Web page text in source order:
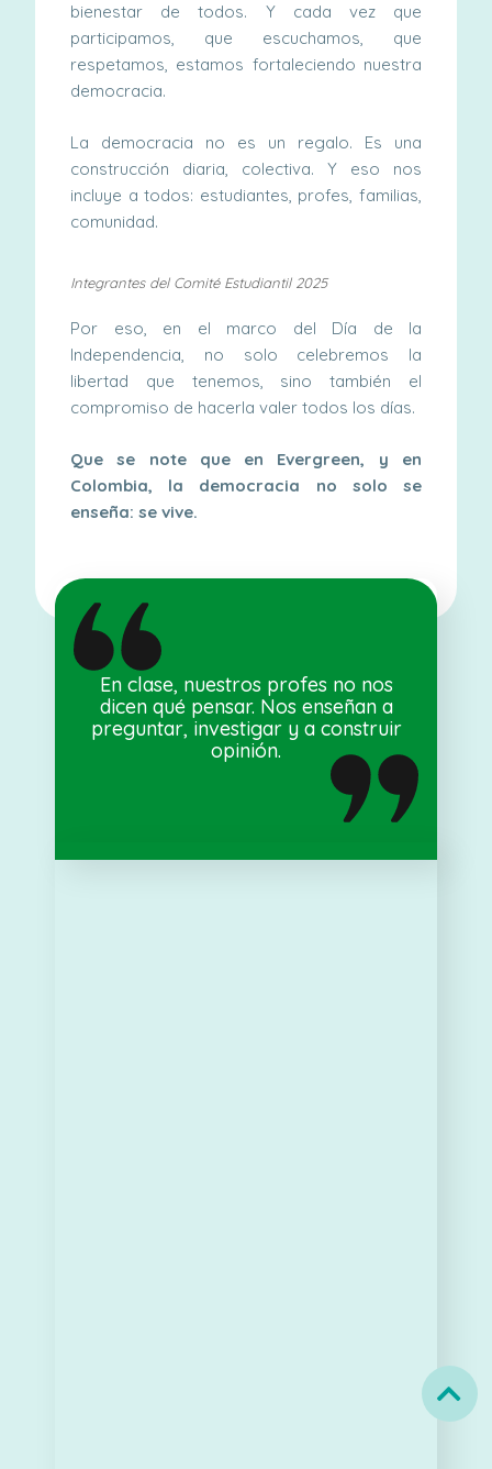
En clase, nuestros profes no nos
dicen qué pensar. Nos enseñan a
preguntar, investigar y a construir
opinión.
bienestar de todos. Y cada vez que
participamos, que escuchamos, que
respetamos, estamos fortaleciendo nuestra
democracia.
La democracia no es un regalo. Es una
construcción diaria, colectiva. Y eso nos
incluye a todos: estudiantes, profes, familias,
comunidad.
Integrantes del Comité Estudiantil 2025
Por eso, en el marco del Día de la
Independencia, no solo celebremos la
libertad que tenemos, sino también el
compromiso de hacerla valer todos los días.
Que se note que en Evergreen, y en
Colombia, la democracia no solo se
enseña: se vive.